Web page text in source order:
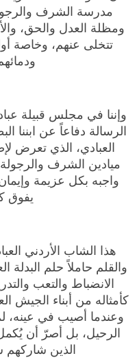
مدرسة الشرف
ومظلة العدل والحق،
تتخلى عنهم، وخاصة
وإننا في مجلس قبيلة
الرسالة دفاعاً عن ابننا
العبادي، الذي تعرض
ميادين الشرف
واجبه بكل عزيمة
يفوق
هذا الشاب الأردني
والقلم حاملاً حلم
الانضباط والتعب
كأمثاله من أبناء الجيش
وعندما أصيب في عينه،
الرحيل، بل أصرّ أن
الذين شاركهم